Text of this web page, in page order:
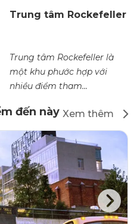
Trung tâm Rockefeller
Trung tâm Rockefeller là
một khu phước hợp với
nhiều điểm tham...
đến này Xem thêm